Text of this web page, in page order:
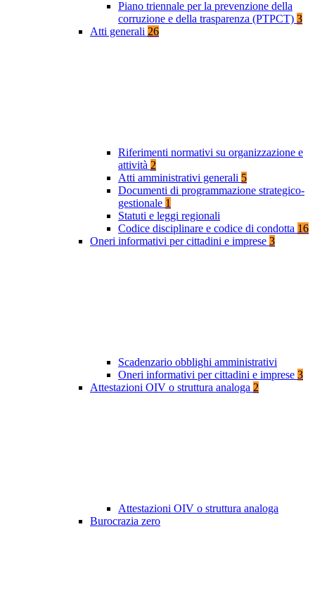
Piano triennale per la prevenzione della
corruzione e della trasparenza (PTPCT) 3
Atti generali 26
Riferimenti normativi su organizzazione e
attività 2
Atti amministrativi generali 5
Documenti di programmazione strategico-
gestionale 1
Statuti e leggi regionali
Codice disciplinare e codice di condotta 16
Oneri informativi per cittadini e imprese 3
Scadenzario obblighi amministrativi
Oneri informativi per cittadini e imprese 3
Attestazioni OIV o struttura analoga 2
Attestazioni OIV o struttura analoga
Burocrazia zero